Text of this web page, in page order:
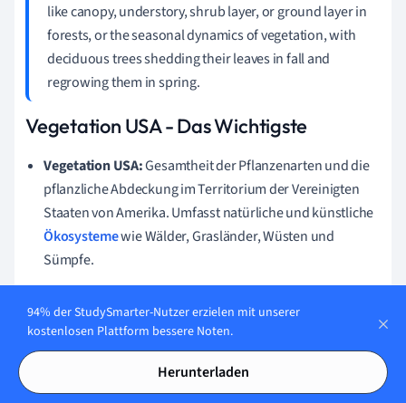
like canopy, understory, shrub layer, or ground layer in
forests, or the seasonal dynamics of vegetation, with
deciduous trees shedding their leaves in fall and
regrowing them in spring.
Vegetation USA - Das Wichtigste
Vegetation USA:Gesamtheit der Pflanzenarten und die
pflanzliche Abdeckung im Territorium der Vereinigten
Staaten von Amerika. Umfasst natürliche und künstliche
Ökosystemewie Wälder, Grasländer, Wüsten und
Sümpfe.
Vegetation USA Eigenschaften:Anpassungen an
unterschiedliche Klimabedingungen, Vielfalt der
Pflanzenarten und unterschiedlichen Nutzungsgrade
durch den Menschen.
Vegetation USA nach Staaten:Jeder Bundesstaat hat
94% der StudySmarter-Nutzer erzielen mit unserer
kostenlosen Plattform bessere Noten.
Herunterladen